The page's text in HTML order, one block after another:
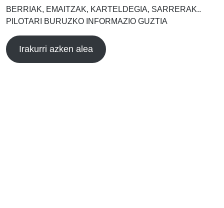
BERRIAK, EMAITZAK, KARTELDEGIA, SARRERAK..
PILOTARI BURUZKO INFORMAZIO GUZTIA
Irakurri azken alea